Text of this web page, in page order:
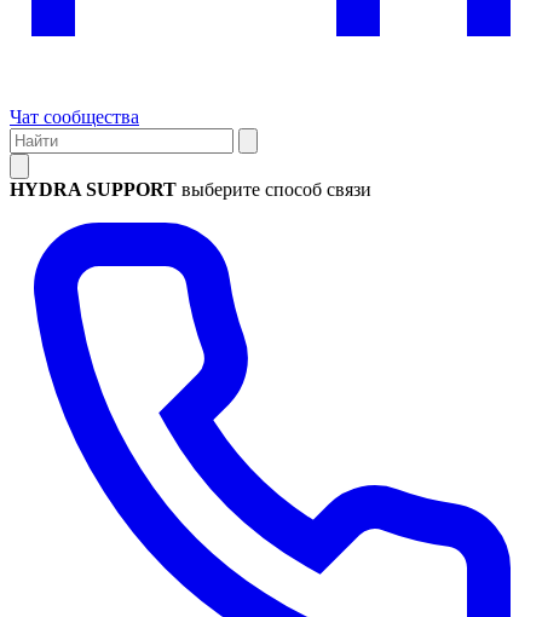
Чат сообщества
HYDRA SUPPORT выберите способ связи